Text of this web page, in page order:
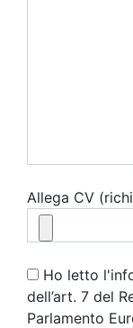
Allega CV
Ho letto
dell’art. 7 del
Parlamento